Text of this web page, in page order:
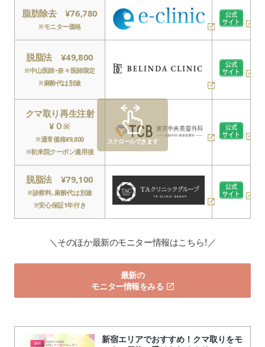
脂肪除去 ¥76,780
※モニター価格
脱脂法 ¥49,800
※中山医師・奈々医師限定
※麻酔代は別途
クマ取り再生注射
¥０※
※通常価格¥9,800
※初来院クーポン適用後
脱脂法 ¥79,100
※診察料、麻酔代は別途
※安心保証1年付き
スクロールできます
＼そのほか最新のモニター情報はこちら！／
最新の
モニター情報をみる